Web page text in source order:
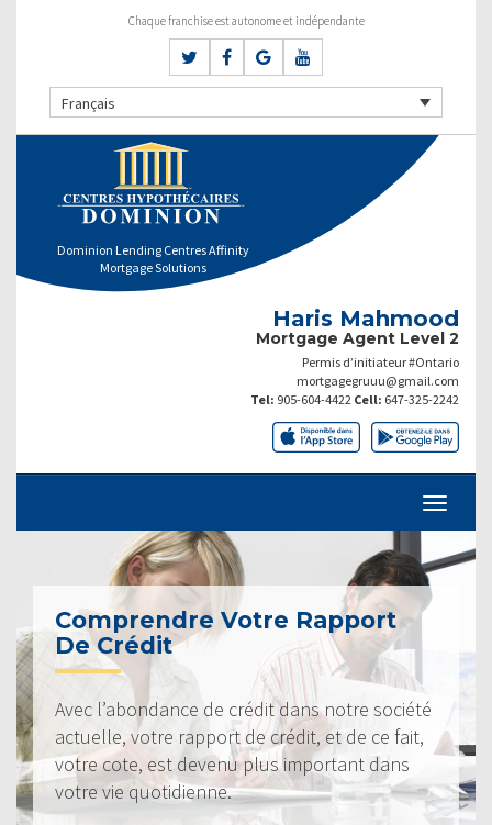
Chaque franchise est autonome et indépendante
Français
Dominion Lending Centres Affinity
Mortgage Solutions
Haris Mahmood
Mortgage Agent Level 2
Permis d’initiateur #Ontario
mortgagegruuu@gmail.com
Tel: 905-604-4422 Cell: 647-325-2242
Comprendre Votre Rapport
De Crédit
Avec l’abondance de crédit dans notre société
actuelle, votre rapport de crédit, et de ce fait,
votre cote, est devenu plus important dans
votre vie quotidienne.